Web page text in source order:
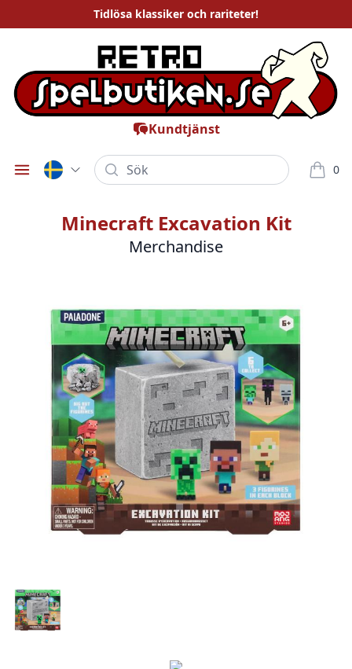
Tidlösa klassiker och rariteter!
Kundtjänst
Öppna meny
Sök 0
varor i
Minecraft Excavation Kit
Merchandise